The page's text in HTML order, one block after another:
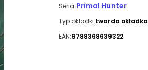
Seria:Primal Hunter
Typ okładki:twarda okładka
EAN:9788368639322